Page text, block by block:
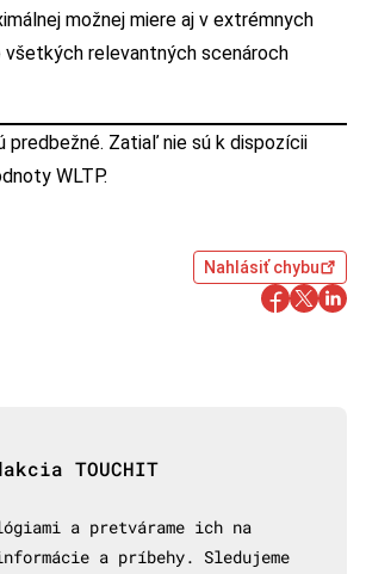
možnej miere aj v extrémnych
všetkých relevantných scenároch
predbežné. Zatiaľ nie sú k dispozícii
WLTP.
Nahlásiť chybu
TOUCHIT
a pretvárame ich na
a príbehy. Sledujeme